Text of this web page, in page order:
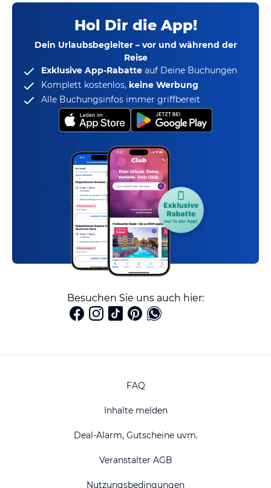
Hol Dir die App!
Dein Urlaubsbegleiter – vor und während der
Reise
Exklusive App-Rabatte auf Deine Buchungen
Komplett kostenlos, keine Werbung
Alle Buchungsinfos immer griffbereit
Besuchen Sie uns auch hier:
FAQ
Inhalte melden
Deal-Alarm, Gutscheine uvm.
Veranstalter AGB
Nutzungsbedingungen